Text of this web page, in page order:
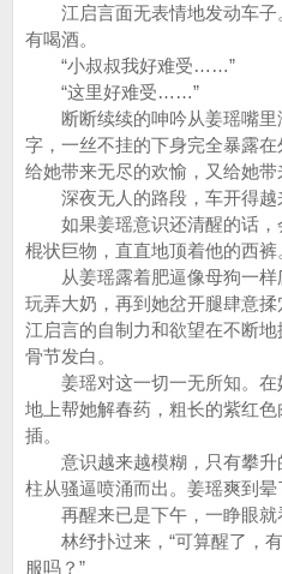
江启言面无表情地发动车子
有喝酒。
“小叔叔我好难受……”
“这里好难受……”
断断续续的呻吟从姜瑶嘴里
字，一丝不挂的下身完全暴露
给她带来无尽的欢愉，又给她带
深夜无人的路段，车开得越
如果姜瑶意识还清醒的话，
棍状巨物，直直地顶着他的西裤
从姜瑶露着肥逼像母狗一样
玩弄大奶，再到她岔开腿肆意揉
江启言的自制力和欲望在不断
骨节发白。
姜瑶对这一切一无所知。在
地上帮她解春药，粗长的紫红
插。
意识越来越模糊，只有攀升
柱从骚逼喷涌而出。姜瑶爽到晕
再醒来已是下午，一睁眼就
林纾扑过来，“可算醒了，有
服吗？”